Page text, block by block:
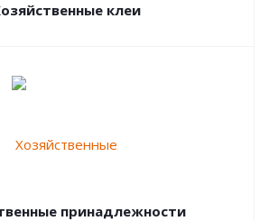
клеи
принадлежности